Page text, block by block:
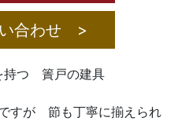
合わせ >
持つ 簀戸の建具
すが 節も丁寧に揃えられ